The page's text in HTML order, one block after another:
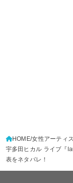
HOME 女性アーティ
宇多田ヒカル ライブ『
表をネタバレ！